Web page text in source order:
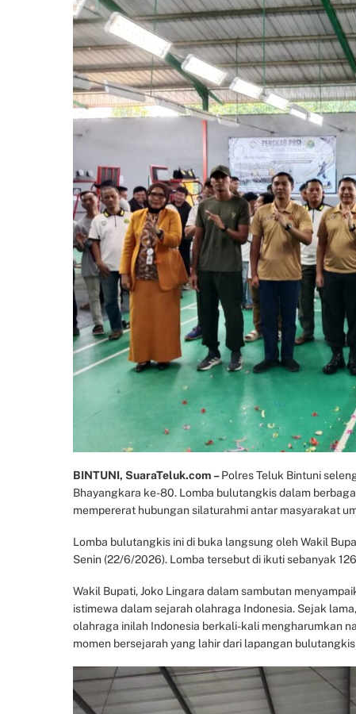
BINTUNI, SuaraTeluk.com –Polres Teluk Bintuni
Bhayangkara ke-80. Lomba bulutangkis dalam
mempererat hubungan silaturahmi antar masyarakat
Lomba bulutangkis ini di buka langsung oleh Wakil
Senin (22/6/2026). Lomba tersebut di ikuti sebanyak
Wakil Bupati, Joko Lingara dalam sambutan
istimewa dalam sejarah olahraga Indonesia. Sejak
olahraga inilah Indonesia berkali-kali mengharumkan
momen bersejarah yang lahir dari lapangan